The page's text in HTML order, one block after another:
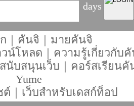
days
｜ คันจิ ｜ มายคันจิ
น์โหลด ｜ ความรู้เกี่ยวกับ
สนับสนุนเว็บ ｜ คอร์สเรียนคั
Yume
ต์ ｜ เว็บสำหรับเดสก์ท็อป